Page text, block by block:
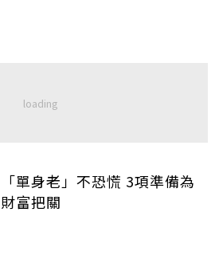
「單身老」不恐慌 3項準備為
財富把關